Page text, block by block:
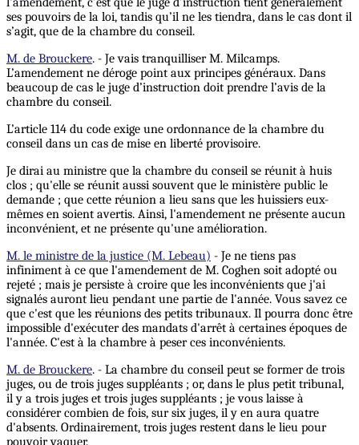
ses pouvoirs de la loi, tandis qu’il ne les tiendra, dans le cas dont il
s’agit, que de la chambre du conseil.
M. de Brouckere. - Je vais tranquilliser M. Milcamps.
L’amendement ne déroge point aux principes généraux. Dans
beaucoup de cas le juge d’instruction doit prendre l’avis de la
chambre du conseil.
L’article 114 du code exige une ordonnance de la chambre du
conseil dans un cas de mise en liberté provisoire.
Je dirai au ministre que la chambre du conseil se réunit à huis
clos ; qu'elle se réunit aussi souvent que le ministère public le
demande ; que cette réunion a lieu sans que les huissiers eux-
mêmes en soient avertis. Ainsi, l'amendement ne présente aucun
inconvénient, et ne présente qu'une amélioration.
M. le ministre de la justice (M. Lebeau) - Je ne tiens pas
infiniment à ce que l'amendement de M. Coghen soit adopté ou
rejeté ; mais je persiste à croire que les inconvénients que j'ai
signalés auront lieu pendant une partie de l'année. Vous savez ce
que c'est que les réunions des petits tribunaux. Il pourra donc être
impossible d'exécuter des mandats d'arrêt à certaines époques de
l'année. C'est à la chambre à peser ces inconvénients.
M. de Brouckere. - La chambre du conseil peut se former de trois
juges, ou de trois juges suppléants ; or, dans le plus petit tribunal,
il y a trois juges et trois juges suppléants ; je vous laisse à
considérer combien de fois, sur six juges, il y en aura quatre
d'absents. Ordinairement, trois juges restent dans le lieu pour
pouvoir vaquer.